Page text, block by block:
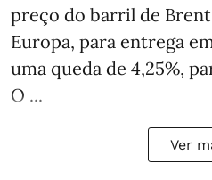
preço do barril de
Europa, para entrega
uma queda de 4,25%,
O ...
Ver